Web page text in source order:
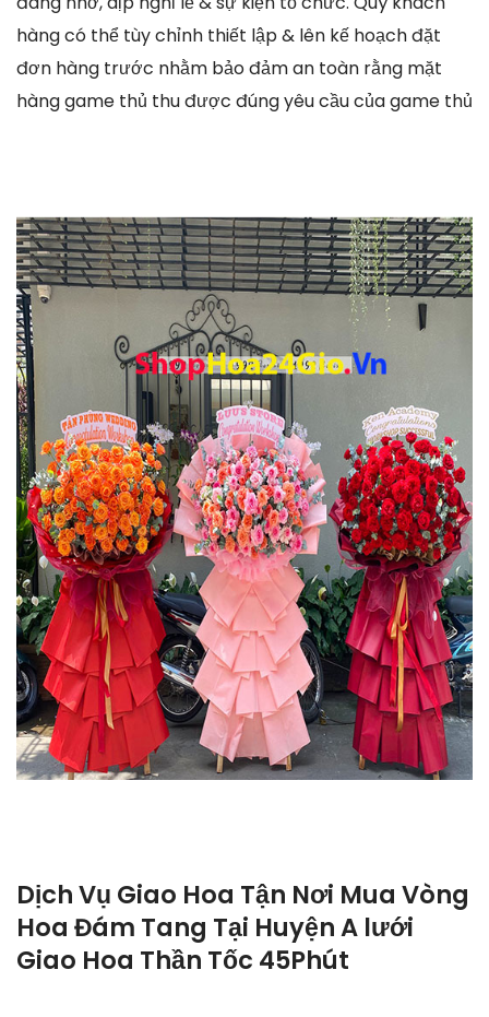
hàng có thể tùy chỉnh thiết lập & lên kế hoạch đặt
đơn hàng trước nhằm bảo đảm an toàn rằng mặt
hàng game thủ thu được đúng yêu cầu của game thủ
Dịch Vụ Giao Hoa Tận Nơi Mua Vòng
Hoa Đám Tang Tại Huyện A lưới
Giao Hoa Thần Tốc 45Phút